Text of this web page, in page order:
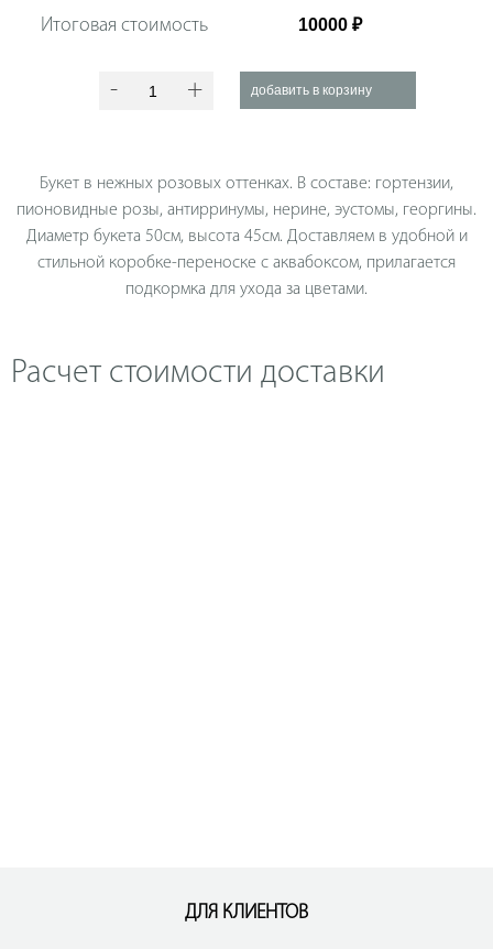
Итоговая стоимость
- +
Букет в нежных розовых оттенках. В составе: гортензии,
пионовидные розы, антирринумы, нерине, эустомы, георгины.
Диаметр букета 50см, высота 45см. Доставляем в удобной и
стильной коробке-переноске с аквабоксом, прилагается
подкормка для ухода за цветами.
Расчет стоимости доставки
ДЛЯ КЛИЕНТОВ